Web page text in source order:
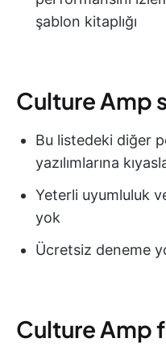
şablon kitaplığı
Culture Amp
Bu listedeki diğer
yazılımlarına
Yeterli uyumluluk
yok
Ücretsiz deneme
Culture Amp